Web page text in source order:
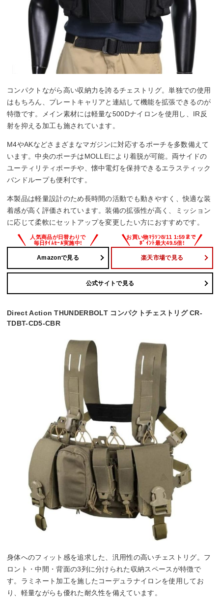
コンパクトながら高い収納力を誇るチェストリグ。単独での使用
はもちろん、プレートキャリアと連結して機能を拡張できるのが
特徴です。メイン素材には軽量な500Dナイロンを使用し、IR反
射を抑える加工も施されています。
M4やAKなどさまざまなマガジンに対応するポーチを多数備えて
います。中央のポーチはMOLLEにより着脱が可能。両サイドの
ユーティリティポーチや、懐中電灯を保持できるエラスティック
バンドループも便利です。
本製品は軽量設計のため長時間の活動でも動きやすく、快適な装
着感が高く評価されています。装備の拡張性が高く、ミッション
に応じて柔軟にセットアップを変更したい方におすすめです。
Amazonで見る 楽天市場で見る
公式サイトで見る
Direct Action THUNDERBOLT コンパクトチェストリグ CR-
TDBT-CD5-CBR
身体へのフィット感を追求した、汎用性の高いチェストリグ。フ
ロント・中間・背面の3列に分けられた収納スペースが特徴で
す。ラミネート加工を施したコーデュラナイロンを使用してお
り、軽量ながらも優れた耐久性を備えています。